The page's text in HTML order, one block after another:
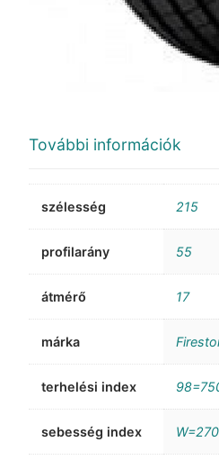
További információk
szélesség 215
profilarány 55
átmérő 17
márka
terhelési index
sebesség index